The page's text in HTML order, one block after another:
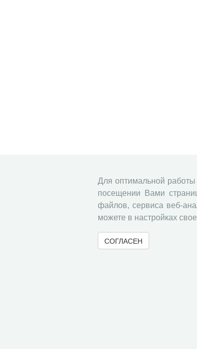
Для оптимальной
посещении Вами
файлов, сервиса веб-
можете в настройках
СОГЛАСЕН